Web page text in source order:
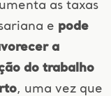
as taxas
e pode
a
do trabalho
, uma vez que